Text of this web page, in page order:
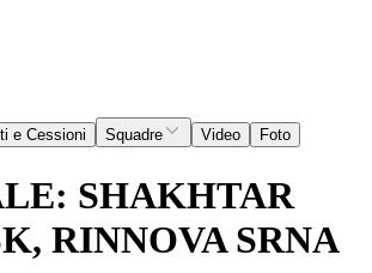
e Cessioni Squadre Video Foto
SHAKHTAR
RINNOVA SRNA